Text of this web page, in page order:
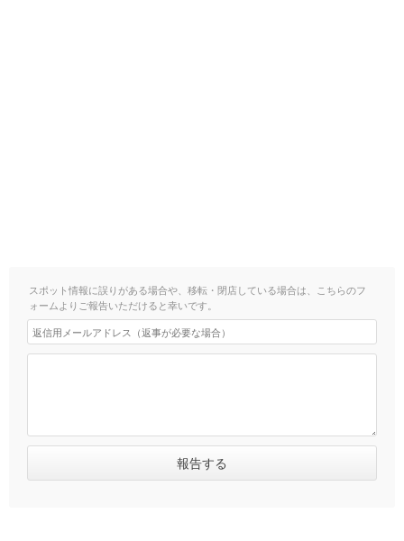
スポット情報に誤りがある場合や、移転・閉店している場合は、こちらのフ
ォームよりご報告いただけると幸いです。